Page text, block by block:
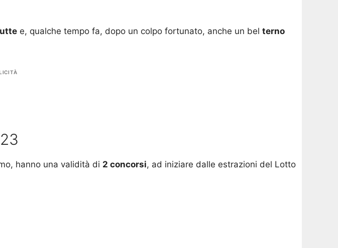
e, qualche tempo fa, dopo un colpo fortunato, anche un bel terno
hanno una validità di 2 concorsi, ad iniziare dalle estrazioni del Lotto